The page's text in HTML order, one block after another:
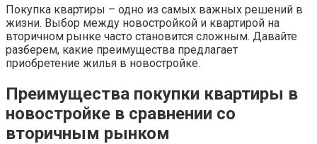
Покупка квартиры – одно из самых важных решений в
жизни. Выбор между новостройкой и квартирой на
вторичном рынке часто становится сложным. Давайте
разберем, какие преимущества предлагает
приобретение жилья в новостройке.
Преимущества покупки квартиры в
новостройке в сравнении со
вторичным рынком